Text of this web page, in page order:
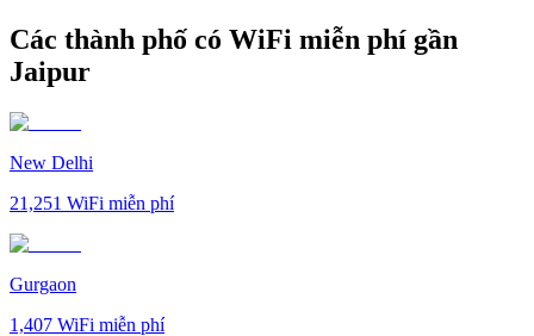
Các thành phố có WiFi miễn phí gần
Jaipur
New Delhi
21,251 WiFi miễn phí
Gurgaon
1,407 WiFi miễn phí